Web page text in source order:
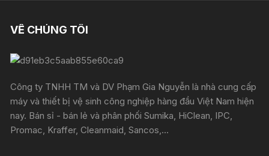
VỀ CHÚNG TÔI
Công ty TNHH TM và DV Phạm Gia Nguyễn là nhà cung cấp
máy và thiết bị vệ sinh công nghiệp hàng đầu Việt Nam hiện
nay. Bán sỉ - bán lẻ và phân phối Sumika, HiClean, IPC,
Promac, Kraffer, Cleanmaid, Sancos,...